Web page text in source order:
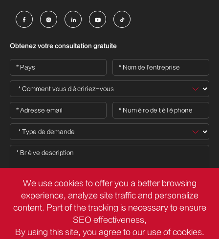
    
Obtenez votre consultation gratuite
We use cookies to offer you a better browsing
experience, analyze site traffic and personalize
content. Part of the tracking is necessary to ensure
SEO effectiveness,
By using this site, you agree to our use of cookies.